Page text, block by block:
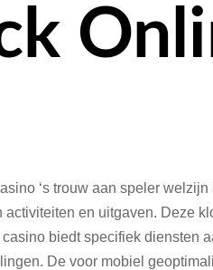
‘s trouw aan speler welzijn
en uitgaven. Deze
biedt specifiek diensten
De voor mobiel